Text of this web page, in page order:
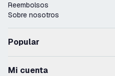
Reembolsos
Sobre nosotros
Popular
Mi cuenta